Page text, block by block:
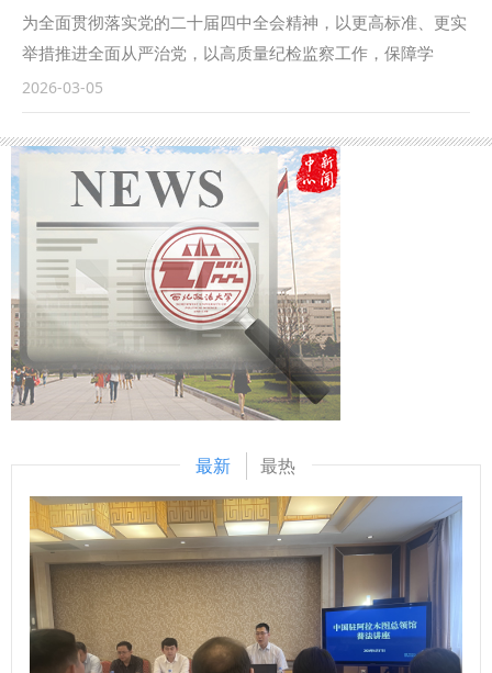
合作，为我国极地事业的高质量发展持续作出贡献。 凌铁军
对学校的学科实力与人才储备给予高度评价，他表示，学校作
治、涉外民事及行政法等多元学科优势，集结人才合力，打造
跨学科研究团队，深度参与我国极地法治建设，为南极政策法
律体系的完善建言献策。 在研讨环节，特邀极地法律专家就
赴南极考察工作进行交流，与会专家分别围绕我国南极法治建
设、管理情况等问题进行深入讨论，为极地工作务实发展建言
献策。 本次研讨会的成功举办，搭建了极地事务管理部门与
法学界交流合作的平台，实现了南极考察实践与法学理论研究
的深度融合。学校将以此次会议为契机，持续深耕极地法治研
究，为我国极地事业发展贡献西法大力量。 （供稿：国际法
学院（国际仲裁学院） 撰稿：王泽林 审批：李立）
为期一周的香港大学假期项目学习。修读国际商业法治环境、
仲裁与调解等课程，并参访香港立法会、廉政公署、高等法院
等机构，深度衔接理论研习与实务场景。经济法学院学生王麒
斌、民商法学院学生李婧羽获评优秀学员及专项奖学金。 我
校5名学生赴澳大利亚悉尼大学参加“商务沟通与领导力”主题
访学项目。学生们与来自全球各地的优秀学子共同完成模拟商
务谈判、跨文化案例分析、领导力实战演练等课程及工作坊，
在全英文环境中体验了悉尼大学浓厚的学术氛围与多元文化魅
力。 我校3名学生赴布鲁塞尔、巴黎等地完成为期一个月的欧
洲国际组织实习，参与全球治理、性别平等主题研讨会，探访
欧盟委员会、欧洲议会及海牙国际法院，系统学习国际组织运
行机制，后续还将完成两个月的线上实习。同期，我校博士生
安梦微赴巴黎政治大学参加“国际事务与全球治理”项目，与欧
洲顶尖学者开展学术对话，于课堂内外深化全球治理认知。
高层次国际化人才培养创新实践项目通过多元形式提升学生国
际视野。在联合国训练研究所实训营中，学生围绕联合国历
史、国际组织治理及多边外交开展沉浸式学习，深度参访哈佛
大学、麻省理工学院等名校，并进入纽约联合国总部，在安理
会、联大会堂等现场系统了解联合国核心职能。此外，项目还
推出PBL寒假在线课程，邀请牛津、剑桥等海内外名校教授，
以“录播+直播”开设人工智能、商业金融等26门前沿课程，助
力学生实现理论与实践的双重提升。 学生在跨文化交流与团
为全面贯彻落实党的二十届四中全会精神，以更高标准、更实
举措推进全面从严治党，以高质量纪检监察工作，保障学
校“十五五”良好开局，2月28日，西北政法大学纪委召开2026
年工作务虚会，全体干部立足自身岗位职责，结合学校纪检监
察工作实际，围绕加强纪检监察干部队伍建设，推进政治监督
具体化、精准化、常态化，清廉校园建设及做好巡视巡察反馈
问题整改等11个议题进行深入交流。校党委副书记、纪委书
记、监察专员刘志彬主持会议，校纪委机关、党委巡察办全体
干部参加会议。 会议要求，做好2026年纪检监察工作，要提
高政治站位，树立和践行正确政绩观。学校纪检监察干部要牢
记习近平总书记“三个更加”的重要要求，深刻认识和把握“政治
三力”，树立正确政绩观，坚决纠治政绩观偏差，全面提升服
务师生、服务学院意识，埋头苦干、勇挑重担、主动作为。要
加强理论学习，全面提升履职尽责能力。坚持用习近平新时代
中国特色社会主义思想凝心铸魂，持续开展党纪学习教育与业
务能力提升培训，要在练内功、强本领上下功夫，着力弥补能
力短板，提升纪法专业素养，适应新时代纪检监察工作高质量
发展要求。要切实真抓实干，为学校“十五五”顺利开局和“双一
流”建设提供坚强保障。聚焦学校中心工作与重点任务，做深
做实政治监督“三化”与贯通运用，坚持实事求是、依规依纪依
法，确保学校决策部署落到实处。 近期，西北政法大学纪委
认真传达学习贯彻中央纪委和省纪委五次全会精神，科学谋划
2026-03-05
最新 最热